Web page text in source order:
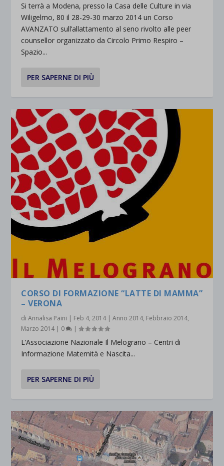
Si terrà a Modena, presso la Casa delle Culture in via
Wiligelmo, 80 il 28-29-30 marzo 2014 un Corso
AVANZATO sull’allattamento al seno rivolto alle peer
counsellor organizzato da Circolo Primo Respiro –
Spazio...
PER SAPERNE DI PIÙ
CORSO DI FORMAZIONE “LATTE DI MAMMA”
– VERONA
diAnnalisa Paini | Feb 4, 2014 |Anno 2014, Febbraio 2014,
Marzo 2014 | 0 |
L’Associazione Nazionale Il Melograno – Centri di
Informazione Maternità e Nascita...
PER SAPERNE DI PIÙ